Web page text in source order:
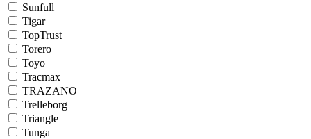
Sunfull
Tigar
TopTrust
Torero
Toyo
Tracmax
TRAZANO
Trelleborg
Triangle
Tunga